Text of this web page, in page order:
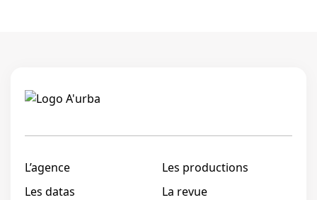
L’agence
Les productions
Les datas
La revue